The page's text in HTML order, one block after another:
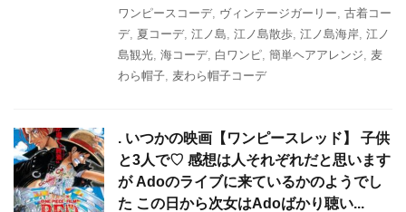
ワンピースコーデ, ヴィンテージガーリー, 古着コー
デ, 夏コーデ, 江ノ島, 江ノ島散歩, 江ノ島海岸, 江ノ
島観光, 海コーデ, 白ワンピ, 簡単ヘアアレンジ, 麦
わら帽子, 麦わら帽子コーデ
. いつかの映画【ワンピースレッド】 子供
と3人で♡ 感想は人それぞれだと思います
が Adoのライブに来ているかのようでし
た この日から次女はAdoばかり聴い...